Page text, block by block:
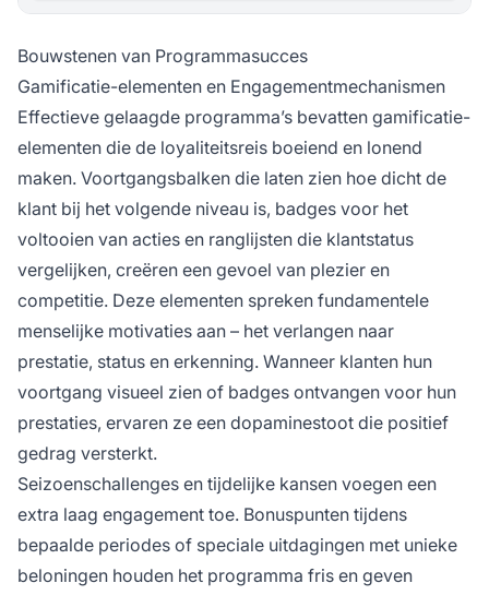
Bouwstenen van Programmasucces
Gamificatie-elementen en Engagementmechanismen
Effectieve gelaagde programma’s bevatten gamificatie-
elementen die de loyaliteitsreis boeiend en lonend
maken. Voortgangsbalken die laten zien hoe dicht de
klant bij het volgende niveau is, badges voor het
voltooien van acties en ranglijsten die klantstatus
vergelijken, creëren een gevoel van plezier en
competitie. Deze elementen spreken fundamentele
menselijke motivaties aan – het verlangen naar
prestatie, status en erkenning. Wanneer klanten hun
voortgang visueel zien of badges ontvangen voor hun
prestaties, ervaren ze een dopaminestoot die positief
gedrag versterkt.
Seizoenschallenges en tijdelijke kansen voegen een
extra laag engagement toe. Bonuspunten tijdens
bepaalde periodes of speciale uitdagingen met unieke
beloningen houden het programma fris en geven